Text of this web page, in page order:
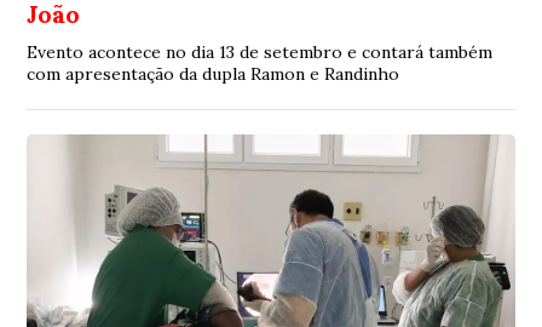
João
Evento acontece no dia 13 de setembro e contará também
com apresentação da dupla Ramon e Randinho